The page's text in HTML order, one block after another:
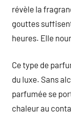
révèle la
gouttes
heures. Elle
Ce type de
du luxe. Sans
parfumée se
chaleur au